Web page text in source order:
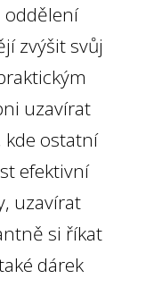
zvýšit svůj
uzavírat
kde ostatní
efektivní
uzavírat
si říkat
dárek